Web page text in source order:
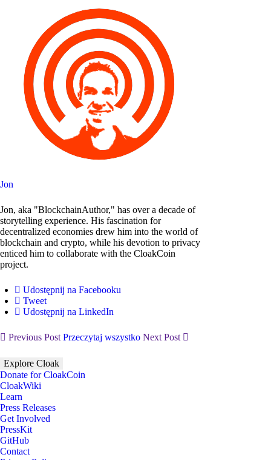
Jon
Jon, aka "BlockchainAuthor," has over a decade of
storytelling experience. His fascination for
decentralized economies drew him into the world of
blockchain and crypto, while his devotion to privacy
enticed him to collaborate with the CloakCoin
project.
Udostępnij na Facebooku
Tweet
Udostępnij na LinkedIn
Previous Post Przeczytaj wszystko Next Post
Explore Cloak
Donate for CloakCoin
CloakWiki
Learn
Press Releases
Get Involved
PressKit
GitHub
Contact